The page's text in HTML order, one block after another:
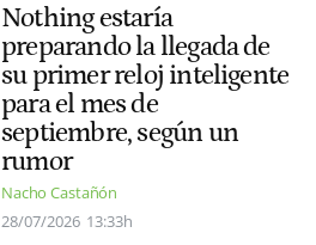
Nothing estaría
preparando la llegada de
su primer reloj inteligente
para el mes de
septiembre, según un
rumor
Nacho Castañón
28/07/2026 13:33h